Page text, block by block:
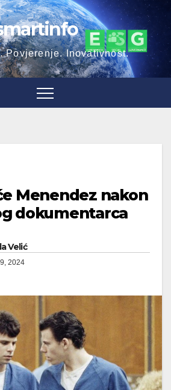
Povjerenje. Inovativnost.
Menendez nakon
dokumentarca
Velić
2024